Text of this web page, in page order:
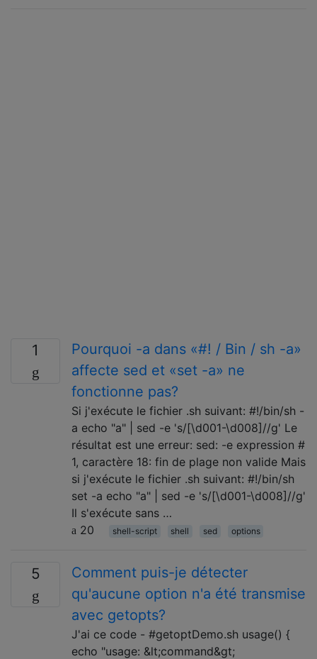
1
Pourquoi -a dans «#! / Bin / sh -a»
affecte sed et «set -a» ne
fonctionne pas?
Si j'exécute le fichier .sh suivant: #!/bin/sh -
a echo "a" | sed -e 's/[\d001-\d008]//g' Le
résultat est une erreur: sed: -e expression #
1, caractère 18: fin de plage non valide Mais
si j'exécute le fichier .sh suivant: #!/bin/sh
set -a echo "a" | sed -e 's/[\d001-\d008]//g'
Il s'exécute sans …
20
shell-script shell sed options
5
Comment puis-je détecter
qu'aucune option n'a été transmise
avec getopts?
J'ai ce code - #getoptDemo.sh usage() {
echo "usage: &lt;command&gt;